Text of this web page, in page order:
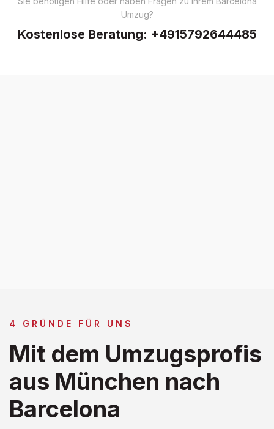
Umzug?
Kostenlose Beratung: +4915792644485
4 GRÜNDE FÜR UNS
Mit dem Umzugsprofis
aus München nach
Barcelona